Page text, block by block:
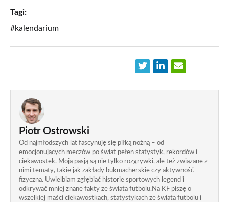
Tagi:
#kalendarium
Piotr Ostrowski
Od najmłodszych lat fascynuję się piłką nożną – od
emocjonujących meczów po świat pełen statystyk, rekordów i
ciekawostek. Moją pasją są nie tylko rozgrywki, ale też związane z
nimi tematy, takie jak zakłady bukmacherskie czy aktywność
fizyczna. Uwielbiam zgłębiać historie sportowych legend i
odkrywać mniej znane fakty ze świata futbolu.Na KF piszę o
wszelkiej maści ciekawostkach, statystykach ze świata futbolu i